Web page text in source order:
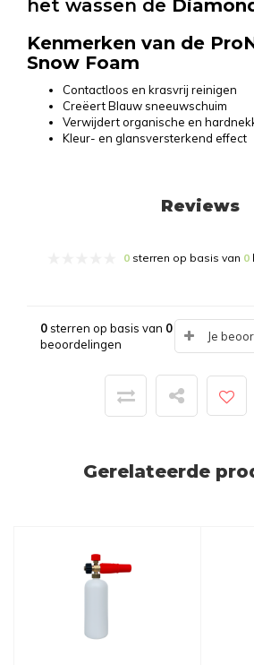
het wassen de
Kenmerken van de
Snow Foam
Contactloos en krasvrij reinigen
Creëert Blauw sneeuwschuim
Verwijdert organische en
Kleur- en glansversterkend effect
Reviews
0 sterren op basis van 0
0sterren op basis van 0
beoordelingen
Je
Gerelateerde